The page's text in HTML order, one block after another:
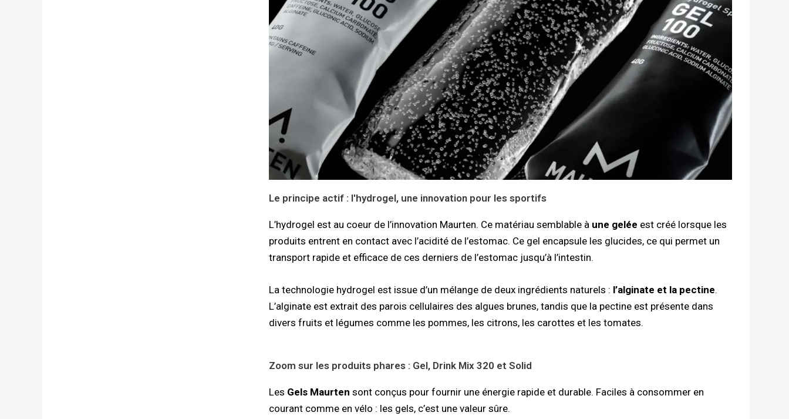
Le principe actif : l'hydrogel, une innovation pour les sportifs
L’hydrogel est au coeur de l’innovation Maurten. Ce matériau semblable à une gelée est créé lorsque les
produits entrent en contact avec l’acidité de l’estomac. Ce gel encapsule les glucides, ce qui permet un
transport rapide et efficace de ces derniers de l’estomac jusqu’à l’intestin.
La technologie hydrogel est issue d’un mélange de deux ingrédients naturels : l’alginate et la pectine.
L’alginate est extrait des parois cellulaires des algues brunes, tandis que la pectine est présente dans
divers fruits et légumes comme les pommes, les citrons, les carottes et les tomates.
Zoom sur les produits phares : Gel, Drink Mix 320 et Solid
Les Gels Maurten sont conçus pour fournir une énergie rapide et durable. Faciles à consommer en
courant comme en vélo : les gels, c’est une valeur sûre.